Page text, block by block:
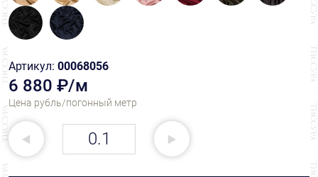
Артикул: 00068056
6 880 ₽/м
Цена рубль/погонный метр